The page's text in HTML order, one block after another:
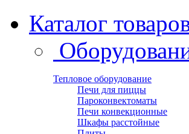
Каталог
Тепловое оборудование
Печи для пиццы
Пароконвектоматы
Печи конвекционные
Шкафы расстойные